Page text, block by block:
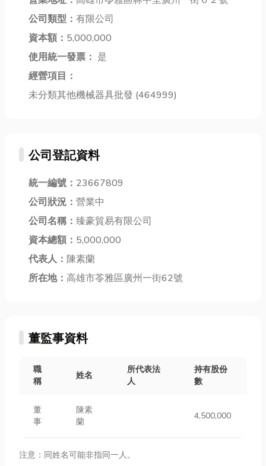
帶你了解報廢
程，讓你輕鬆
搞懂不再煩
惱！...
分解的特性，
受矚目的環保
製程...
公司類型： 有限公司
資本額： 5,000,000
使用統一發票： 是
經營項目：
未分類其他機械器具批發 (464999)
公司登記資料
統一編號： 23667809
公司狀況： 營業中
公司名稱： 臻豪貿易有限公司
資本總額： 5,000,000
代表人： 陳素蘭
所在地： 高雄市苓雅區廣州一街62號
董監事資料
職
稱
姓名
所代表法
人
持有股份
數
董
事
陳素
蘭
4,500,000
注意：同姓名可能非指同一人。